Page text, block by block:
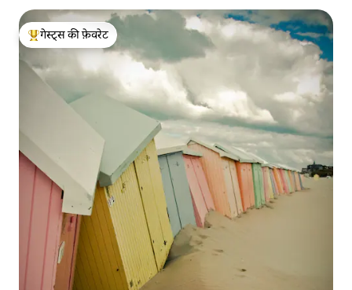
गेस्ट्स का टॉप फ़ेवरेट
गेस्ट्स की फ़ेवरेट